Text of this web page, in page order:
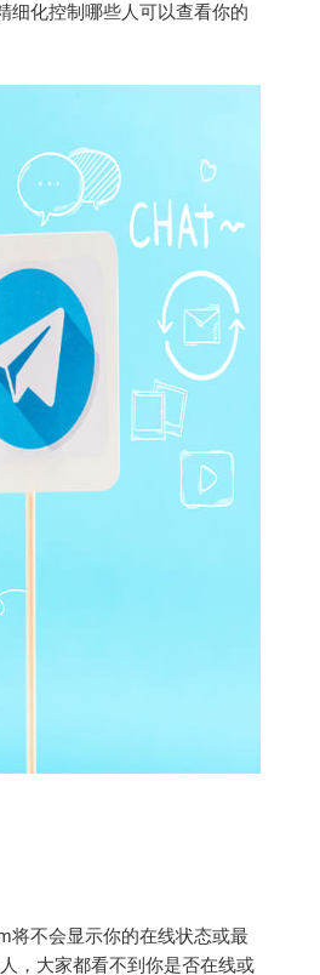
细化控制哪些人可以查看你的
将不会显示你的在线状态或最
，大家都看不到你是否在线或